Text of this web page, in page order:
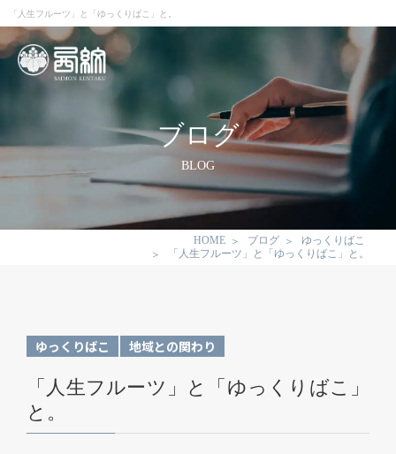
「人生フルーツ」と「ゆっくりばこ」と。
ブログ
BLOG
HOME ブログ
ゆっくりばこ
「人生フルーツ」と「ゆっくりばこ」と。
ゆっくりばこ 地域との関わり
「人生フルーツ」と「ゆっくりばこ」
と。